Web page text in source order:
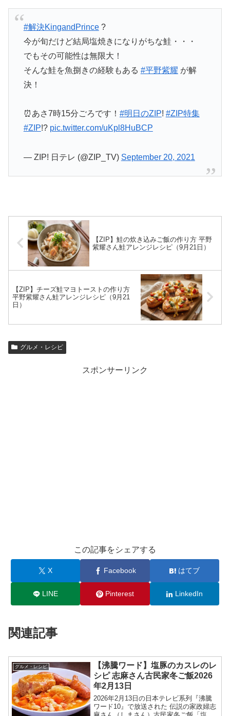
#解決KingandPrince?
今が旬だけど結局塩焼きになりがちな鮭・・・
でもその可能性は無限大！
そんな鮭を魚捌きの経験もある #平野紫耀 が解
決！
⏰あさ7時15分ごろです！ #明日のZIP! #ZIP特集
#ZIP!? pic.twitter.com/uKpl8HuBCP
— ZIP! 日テレ (@ZIP_TV) September 20, 2021
【ZIP】鮭の炊き込みご飯の作り方 平野
紫耀さん鮭アレンジレシピ（9月21日）
【ZIP】チーズ鮭マヨトーストの作り方
平野紫耀さん鮭アレンジレシピ（9月21
日）
グルメ・レシピ
スポンサーリンク
この記事をシェアする
X Facebook はてブ
LINE Pinterest LinkedIn
関連記事
グルメ・レシピ
【沸騰ワード】塩豚のカスレのレ
シピ 志麻さん古民家冬ご飯2026
年2月13日
2026年2月13日の日本テレビ系列『沸騰
ワード10』で放送された 伝説の家政婦志